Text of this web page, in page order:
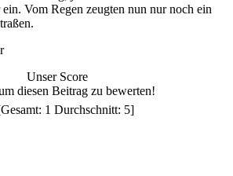
Vom Regen zeugten nun nur noch ein
Unser Score
diesen Beitrag zu bewerten!
1 Durchschnitt: 5]